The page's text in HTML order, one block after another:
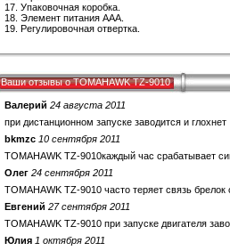
17. Упаковочная коробка.
18. Элемент питания AAA.
19. Регулировочная отвертка.
Ваши отзывы о TOMAHAWK TZ-9010
Валерий 24 августа 2011
при дистанционном запуске заводится и глохнет
bkmzc 10 сентября 2011
TOMAHAWK TZ-9010каждый час срабатывает
Олег 24 сентября 2011
TOMAHAWK TZ-9010 часто теряет связь
Евгений 27 сентября 2011
TOMAHAWK TZ-9010 при запуске двигателя
Юлия 1 октября 2011